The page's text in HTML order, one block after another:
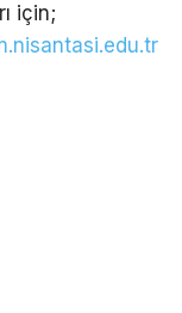
için;